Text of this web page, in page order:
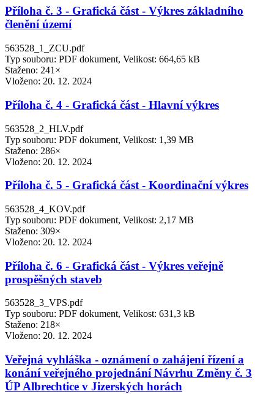
Příloha č. 3 - Grafická část - Výkres základního
členění území
563528_1_ZCU.pdf
Typ souboru: PDF dokument, Velikost: 664,65 kB
Staženo: 241×
Vloženo: 20. 12. 2024
Příloha č. 4 - Grafická část - Hlavní výkres
563528_2_HLV.pdf
Typ souboru: PDF dokument, Velikost: 1,39 MB
Staženo: 286×
Vloženo: 20. 12. 2024
Příloha č. 5 - Grafická část - Koordinační výkres
563528_4_KOV.pdf
Typ souboru: PDF dokument, Velikost: 2,17 MB
Staženo: 309×
Vloženo: 20. 12. 2024
Příloha č. 6 - Grafická část - Výkres veřejně
prospěšných staveb
563528_3_VPS.pdf
Typ souboru: PDF dokument, Velikost: 631,3 kB
Staženo: 218×
Vloženo: 20. 12. 2024
Veřejná vyhláška - oznámení o zahájení řízení a
konání veřejného projednání Návrhu Změny č. 3
ÚP Albrechtice v Jizerských horách